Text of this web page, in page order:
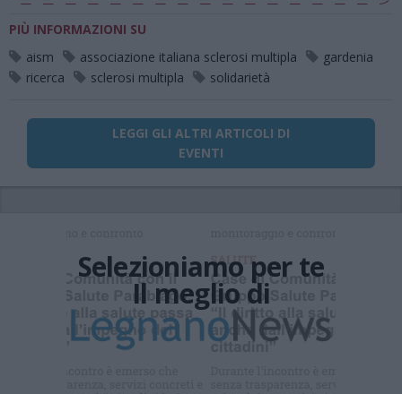
PIÙ INFORMAZIONI SU
aism
associazione italiana sclerosi multipla
gardenia
ricerca
sclerosi multipla solidarietà
LEGGI GLI ALTRI ARTICOLI DI
EVENTI
Selezioniamo per te
Il meglio di
Iscriviti alla
newsletter